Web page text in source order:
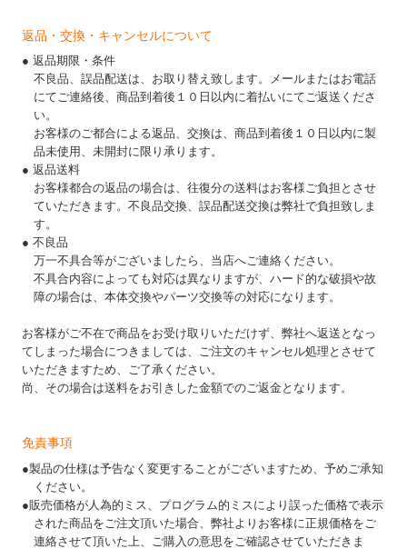
返品・交換・キャンセルについて
● 返品期限・条件
不良品、誤品配送は、お取り替え致します。メールまたはお電話
にてご連絡後、商品到着後１０日以内に着払いにてご返送くださ
い。
お客様のご都合による返品、交換は、商品到着後１０日以内に製
品未使用、未開封に限り承ります。
● 返品送料
お客様都合の返品の場合は、往復分の送料はお客様ご負担とさせ
ていただきます。不良品交換、誤品配送交換は弊社で負担致しま
す。
● 不良品
万一不具合等がございましたら、当店へご連絡ください。
不具合内容によっても対応は異なりますが、ハード的な破損や故
障の場合は、本体交換やパーツ交換等の対応になります。
お客様がご不在で商品をお受け取りいただけず、弊社へ返送となっ
てしまった場合につきましては、ご注文のキャンセル処理とさせて
いただきますため、ご了承ください。
尚、その場合は送料をお引きした金額でのご返金となります。
免責事項
●製品の仕様は予告なく変更することがございますため、予めご承知
ください。
●販売価格が人為的ミス、プログラム的ミスにより誤った価格で表示
された商品をご注文頂いた場合、弊社よりお客様に正規価格をご
連絡させて頂いた上、ご購入の意思をご確認させていただきま